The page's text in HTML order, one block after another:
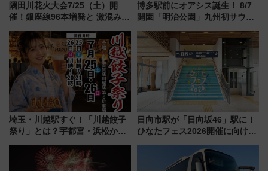
隅田川花火大会7/25（土）開
催！銀座線96本増発と 激混みの
アクセス攻略法、2万発の花火が
都心の夜に！
博多駅前にオアシス誕生！ 8/7
開園「明治公園」九州初サウナ
品グルメ登場で駅前の過ごし方
はどう変わる？
埼玉・川越駅すぐ！「川越餃子
祭り」とは？宇都宮・浜松から
を食べ比べ【7月25日・26日開
日向市駅が「日向坂46」駅に！
ひなたフェス2026開催に向けJR
全力応援 夜行列車「ドリーム
おひさま号」も走る